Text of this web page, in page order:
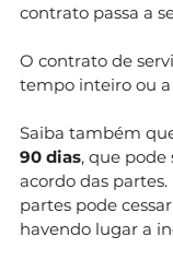
contrato passa a
O contrato de
tempo inteiro ou
Saiba também
90 dias, que
acordo das
partes pode
havendo lugar a